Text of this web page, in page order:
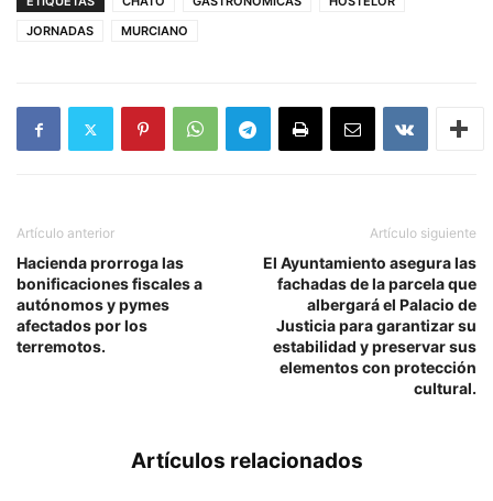
JORNADAS
MURCIANO
Artículo anterior
Hacienda prorroga las
bonificaciones fiscales a
autónomos y pymes
afectados por los
terremotos.
Artículo siguiente
El Ayuntamiento asegura las
fachadas de la parcela que
albergará el Palacio de
Justicia para garantizar su
estabilidad y preservar sus
elementos con protección
cultural.
Artículos relacionados